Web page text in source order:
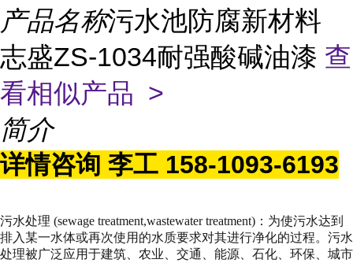
产品名称污水池防腐新材料
志盛ZS-1034耐强酸碱油漆 查
看相似产品 >
简介
详情咨询 李工 158-1093-6193
污水处理 (sewage treatment,wastewater treatment)：为使污水达到
排入某一水体或再次使用的水质要求对其进行净化的过程。污水
处理被广泛应用于建筑、农业、交通、能源、石化、环保、城市